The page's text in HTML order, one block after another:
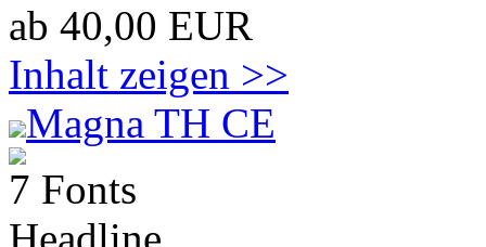
ab 40,00 EUR
Inhalt zeigen >>
Magna TH CE
7 Fonts